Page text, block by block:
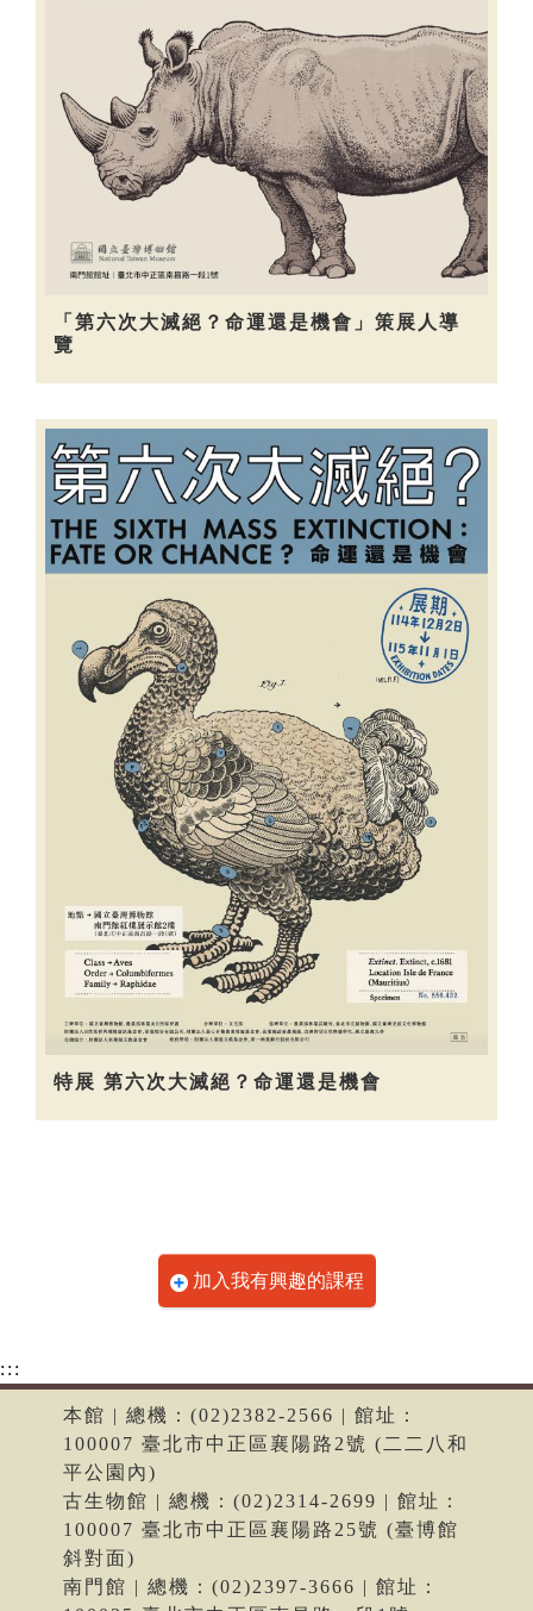
「第六次大滅絕？命運還是機會」策展人導
覽
特展 第六次大滅絕？命運還是機會
加入我有興趣的課程
:::
本館 | 總機：(02)2382-2566 | 館址：
100007 臺北市中正區襄陽路2號 (二二八和
平公園內)
古生物館 | 總機：(02)2314-2699 | 館址：
100007 臺北市中正區襄陽路25號 (臺博館
斜對面)
南門館 | 總機：(02)2397-3666 | 館址：